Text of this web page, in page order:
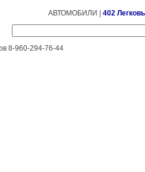
АВТОМОБИЛИ | 402
8-960-294-76-44